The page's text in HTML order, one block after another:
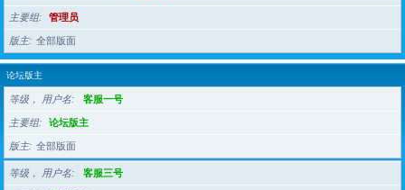
主要组 管理员
版主 全部版面
论坛版主
等级， 用户名 客服一号
主要组 论坛版主
版主 全部版面
等级， 用户名 客服三号